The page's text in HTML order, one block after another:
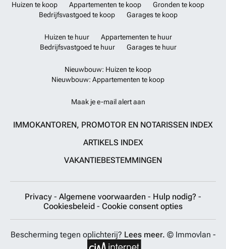
Huizen te koop Appartementen te koop
Gronden te koop
Bedrijfsvastgoed te koop
Garages te koop
Huizen te huur
Appartementen te huur
Bedrijfsvastgoed te huur
Garages te huur
Nieuwbouw: Huizen te koop
Nieuwbouw: Appartementen te koop
Maak je e-mail alert aan
IMMOKANTOREN, PROMOTOR EN NOTARISSEN INDEX
ARTIKELS INDEX
VAKANTIEBESTEMMINGEN
Privacy - Algemene voorwaarden - Hulp nodig? -
Cookiesbeleid - Cookie consent opties
Bescherming tegen oplichterij? Lees meer. © Immovlan -